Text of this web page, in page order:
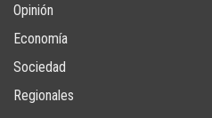
Opinión
Economía
Sociedad
Regionales